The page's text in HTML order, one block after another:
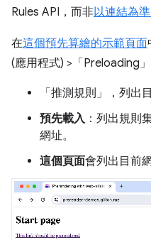
Rules API，而非以連結為
在這個預先算繪的示範頁面
(應用程式) >「Preloading
「推測規則」
，列出
預先載入 ：列出規則
網址。
這個頁面會列出目前